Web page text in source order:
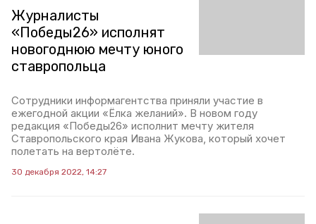
Журналисты
«Победы26» исполнят
новогоднюю мечту юного
ставропольца
Сотрудники информагентства приняли участие в
ежегодной акции «Ёлка желаний». В новом году
редакция «Победы26» исполнит мечту жителя
Ставропольского края Ивана Жукова, который хочет
полетать на вертолёте.
30 декабря 2022, 14:27